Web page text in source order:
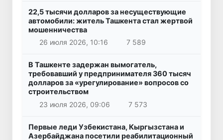
22,5 тысячи долларов за несуществующие
автомобили: житель Ташкента стал жертвой
мошенничества
26 июля 2026, 10:16
7 589
В Ташкенте задержан вымогатель,
требовавший у предпринимателя 360 тысяч
долларов за «урегулирование» вопросов со
строительством
23 июля 2026, 09:06
7 573
Первые леди Узбекистана, Кыргызстана и
Азербайджана посетили реабилитационный